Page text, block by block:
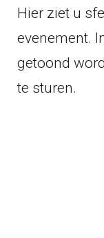
Hier ziet u
evenement.
getoond
te sturen.